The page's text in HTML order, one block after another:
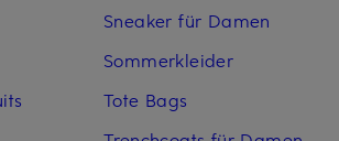
Sneaker für Damen
Sommerkleider
Tote Bags